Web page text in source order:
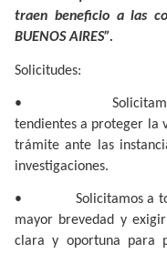
traen beneficio a las
BUENOS AIRES”.
Solicitudes:
•
tendientes a proteger la
trámite ante las
investigaciones.
•
Solicitamos a
mayor brevedad y
clara y oportuna para